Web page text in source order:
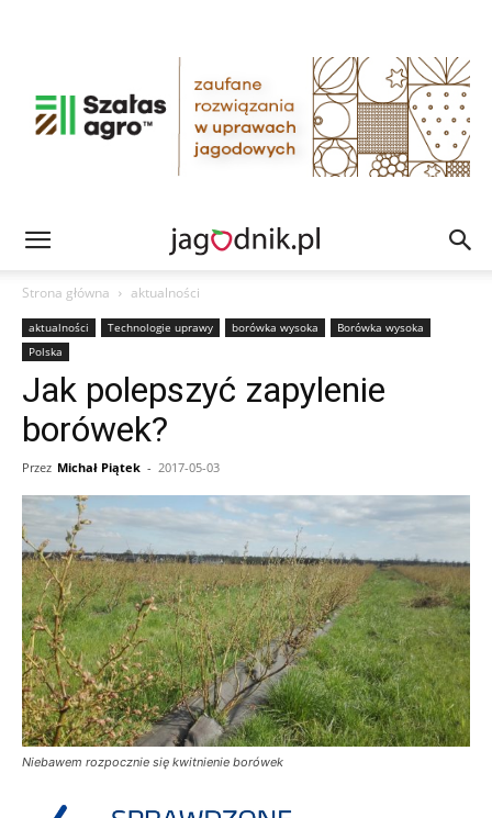
Strona główna aktualności
aktualności Technologie uprawy borówka wysoka
Borówka wysoka
Polska
Jak polepszyć zapylenie
borówek?
Przez Michał Piątek - 2017-05-03
Niebawem rozpocznie się kwitnienie borówek